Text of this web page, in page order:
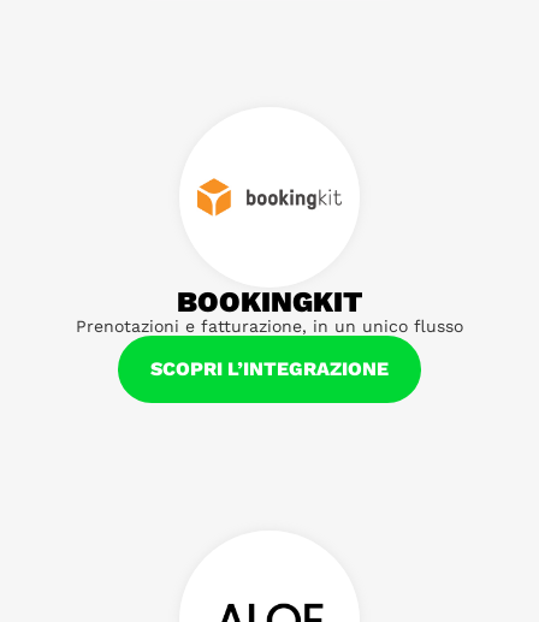
BOOKINGKIT
Prenotazioni e fatturazione, in un unico flusso
SCOPRI L’INTEGRAZIONE